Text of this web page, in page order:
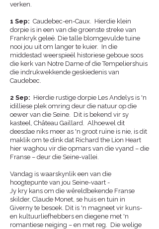
verken.
1 Sep: Caudebec-en-Caux. Hierdie klein
dorpie is in een van die groenste streke van
Frankryk geleë. Die talle blomgevulde tuine
nooi jou uit om langer te kuier. In die
middestad weerspieël historiese geboue soos
die kerk van Notre Dame of die Tempeliershuis
die indrukwekkende geskiedenis van
Caudebec.
2 Sep: Hierdie rustige dorpie Les Andelys is 'n
idilliese plek omring deur die natuur op die
oewer van die Seine. Dit is bekend vir sy
kasteel, Château Gaillard. Alhoewel dit
deesdae niks meer as 'n groot ruïne is nie, is dit
maklik om te dink dat Richard the Lion Heart
hier waghou vir die opmars van die vyand – die
Franse – deur die Seine-vallei.
Vandag is waarskynlik een van die
hoogtepunte van jou Seine-vaart -
Jy kry kans om die wêreldbekende Franse
skilder, Claude Monet, se huis en tuin in
Giverny te besoek. Dit is 'n magneet vir kuns-
en kultuurliefhebbers en diegene met 'n
romantiese neiging – en met reg. Die welige